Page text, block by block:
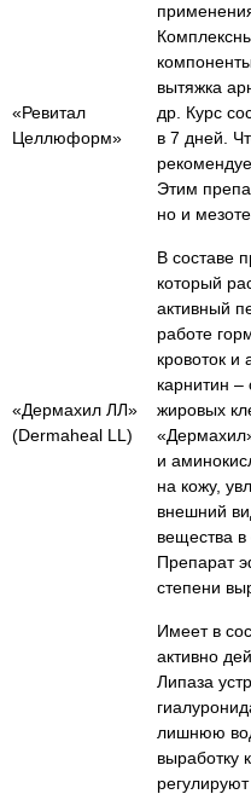
«Ревитал
Целлюформ»
вытяжка
др. Курс
в 7 дней.
Этим
но и
«Дермахил ЛЛ»
(Dermaheal LL)
В составе
который
активный
работе
кровоток и
карнитин –
жировых
и
на кожу,
внешний
вещества в
Препарат
степени
Имеет в
активно
Липаза
лишнюю
выработку